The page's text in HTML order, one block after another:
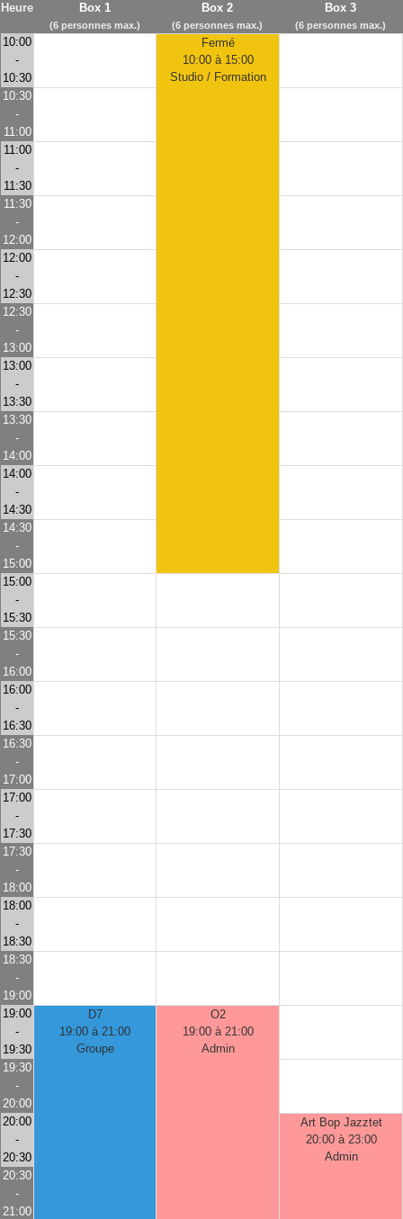
Heure Box 1
(6 personnes max.)
Box 2
(6 personnes max.)
Box 3
(6 personnes max.)
10:00
-
10:30
Fermé
10:00 à 15:00
Studio / Formation
10:30
-
11:00
11:00
-
11:30
11:30
-
12:00
12:00
-
12:30
12:30
-
13:00
13:00
-
13:30
13:30
-
14:00
14:00
-
14:30
14:30
-
15:00
15:00
-
15:30
15:30
-
16:00
16:00
-
16:30
16:30
-
17:00
17:00
-
17:30
17:30
-
18:00
18:00
-
18:30
18:30
-
19:00
19:00
-
19:30
D7
19:00 à 21:00
Groupe
O2
19:00 à 21:00
Admin
19:30
-
20:00
20:00
-
20:30
Art Bop Jazztet
20:00 à 23:00
Admin
20:30
-
21:00